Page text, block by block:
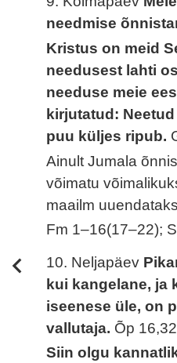
needmise
Kristus on meid
needusest lahti
needuse meie
kirjutatud:
puu küljes ripub.
Ainult Jumala
võimatu
maailm
Fm 1–16(17–22);
10. Neljapäev
kui kangelane, ja
iseenese üle, on
vallutaja. Õp 16,32
Siin olgu